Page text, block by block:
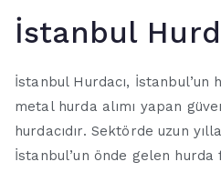
İstanbul
İstanbul Hurdacı,
metal hurda alımı yapan
hurdacıdır. Sektörde uzun
İstanbul’un önde gelen